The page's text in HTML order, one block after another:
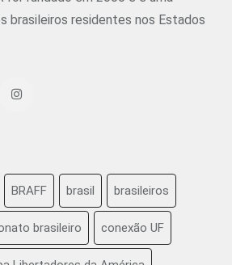
brasileiros residentes nos Estados
BRAFF brasil brasileiros
brasileiro conexão UF